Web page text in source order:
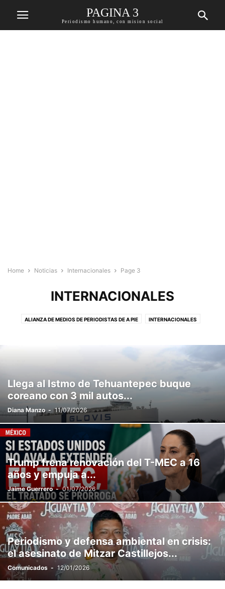
PAGINA 3
Periodismo humano, con mision social
Home Noticias Internacionales Page 3
INTERNACIONALES
ALIANZA DE MEDIOS DE PERIODISTAS DE A PIE INTERNACIONALES
Llega al Istmo de Tehuantepec buque
coreano con 3 mil autos...
Diana Manzo - 11/07/2026
Trump frena renovación del T-MEC a 16
años y empuja a...
Jaime Guerrero - 01/07/2026
Periodismo y defensa ambiental en crisis:
el asesinato de Mitzar Castillejos...
Comunicados - 12/01/2026